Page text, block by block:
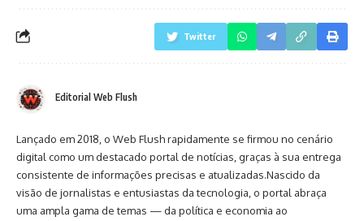
Twitter
Editorial Web Flush
Lançado em 2018, o Web Flush rapidamente se firmou no cenário
digital como um destacado portal de notícias, graças à sua entrega
consistente de informações precisas e atualizadas.Nascido da
visão de jornalistas e entusiastas da tecnologia, o portal abraça
uma ampla gama de temas — da política e economia ao